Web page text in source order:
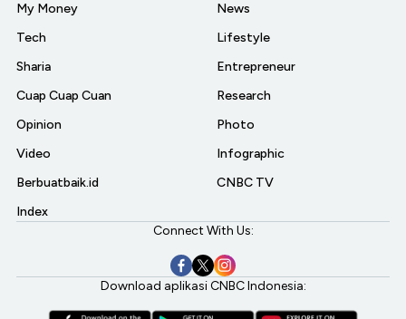
My Money
Tech
Sharia
Cuap Cuap Cuan
Opinion
Video
Berbuatbaik.id
Index
News
Lifestyle
Entrepreneur
Research
Photo
Infographic
CNBC TV
Connect With Us:
Download aplikasi CNBC Indonesia: